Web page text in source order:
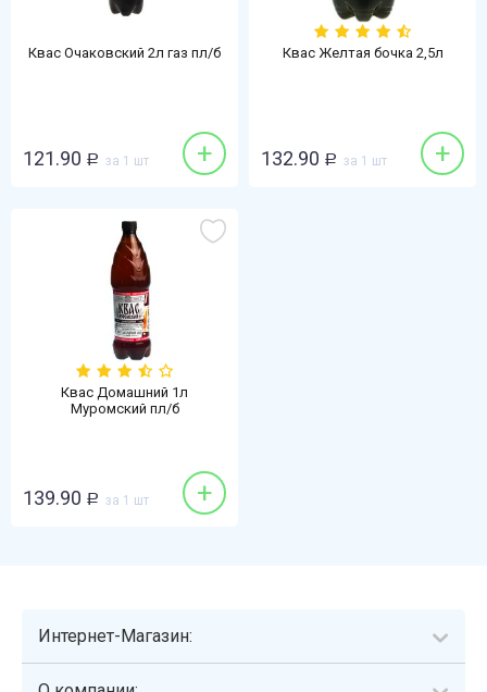
Квас Очаковский 2л газ пл/б
121.90 Р за 1 шт +
Квас Желтая бочка 2,5л
132.90 Р за 1 шт +
Квас Домашний 1л
Муромский пл/б
139.90 Р за 1 шт +
Интернет-Магазин: